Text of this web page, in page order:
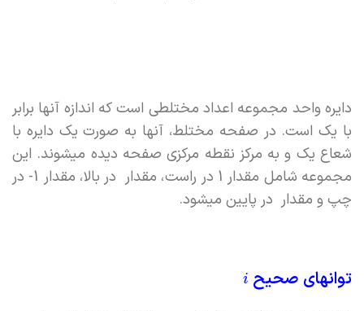
دایره واحد مجموعه اعداد مختلطی است که اندازه آنها برابر
با یک است. در صفحه مختلط، آنها به صورت یک دایره با
شعاع یک و به مرکز نقطه مرکزی صفحه دیده میشوند. این
مجموعه شامل مقدار 1 در راست‌، مقدار در بالا، مقدار 1- در
چپ و مقدار در پایین میشود.
توانهای صحیح i